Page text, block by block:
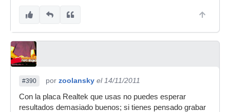
#390 por zoolansky el 14/11/2011
Con la placa Realtek que usas no puedes esperar
resultados demasiado buenos; si tienes pensado grabar